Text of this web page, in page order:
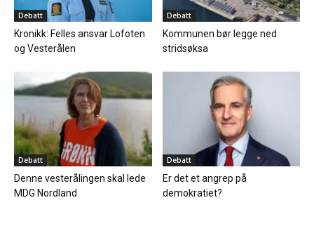
Debatt
Kronikk: Felles ansvar Lofoten
og Vesterålen
Debatt
Kommunen bør legge ned
stridsøksa
Debatt
Denne vesterålingen skal lede
MDG Nordland
Debatt
Er det et angrep på
demokratiet?